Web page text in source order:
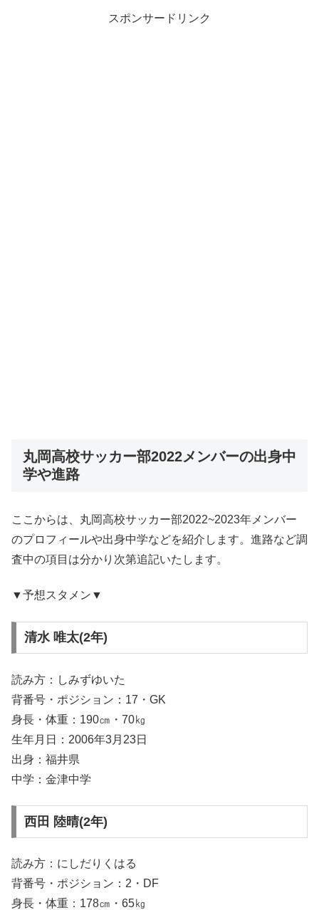
スポンサードリンク
丸岡高校サッカー部2022メンバーの出身中
学や進路
ここからは、丸岡高校サッカー部2022~2023年メンバー
のプロフィールや出身中学などを紹介します。進路など調
査中の項目は分かり次第追記いたします。
▼予想スタメン▼
清水 唯太(2年)
読み方：しみずゆいた
背番号・ポジション：17・GK
身長・体重：190㎝・70㎏
生年月日：2006年3月23日
出身：福井県
中学：金津中学
西田 陸晴(2年)
読み方：にしだりくはる
背番号・ポジション：2・DF
身長・体重：178㎝・65㎏